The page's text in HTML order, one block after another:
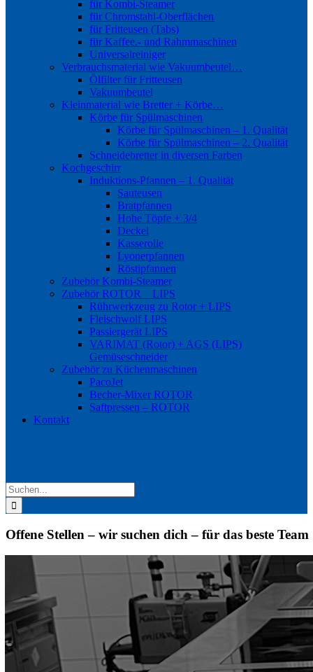
für Kombi-Steamer
für Chromstahl-Oberflächen
für Fritteusen (Tabs)
für Kaffee.- und Rahmmaschinen
Universalreiniger
Verbrauchsmaterial wie Vakuumbeutel…
Ölfilter für Fritteusen
Vakuumbeutel
Kleinmaterial wie Bretter + Körbe…
Körbe für Spülmaschinen
Körbe für Spülmaschinen – 1. Qualität
Körbe für Spülmaschinen – 2. Qualität
Schneidebretter in diversen Farben
Kochgeschirr
Induktions-Pfannen – 1. Qualität
Sauteusen
Bratpfannen
Hohe Töpfe + 3/4
Deckel
Kasserolle
Lyonerpfannen
Röstipfannen
Zubehör Kombi-Steamer
Zubehör ROTOR _ LIPS
Rührwerkzeug zu Rotor + LIPS
Fleischwolf LIPS
Passiergerät LIPS
VARIMAT (Rotor) + AGS (LIPS)
Gemüseschneider
Zubehör zu Küchenmaschinen
PacoJet
Becher-Mixer ROTOR
Saftpressen – ROTOR
Kontakt
Suche
nach:
Offene Stellen – wir suchen dich – für das beste Team